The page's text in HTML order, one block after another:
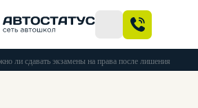
ли сдавать экзамены на права после лишения